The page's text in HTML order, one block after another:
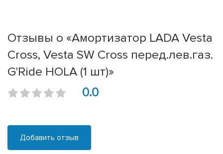
Отзывы о «Амортизатор LADA Vesta
Cross, Vesta SW Cross перед.лев.газ.
G'Ride HOLA (1 шт)»
0.0
Добавить отзыв